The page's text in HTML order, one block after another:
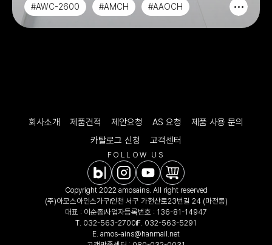
#AWC-2600 #AMCH
#AAOCH
회사소개 제품견적 제안요청 AS 요청
제품 사용 문의
카탈로그 신청
고객센터
FOLLOW US
Copyright 2022 amosains. All right reserved
(주)아모스아인스가구인천 서구 가현산로23번길 24 (마전동)
대표 : 이순종사업자등록번호 : 136-81-14947
T. 032-563-2700 F. 032-563-5291
E. amos-ains@hanmail.net